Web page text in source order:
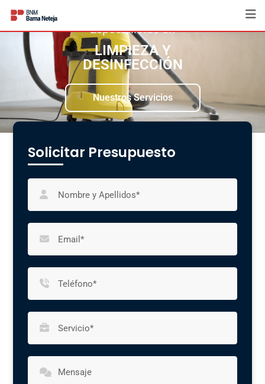
Especialistas en
LIMPIEZA Y
DESINFECCIÓN
Nuestros Servicios
Solicitar Presupuesto